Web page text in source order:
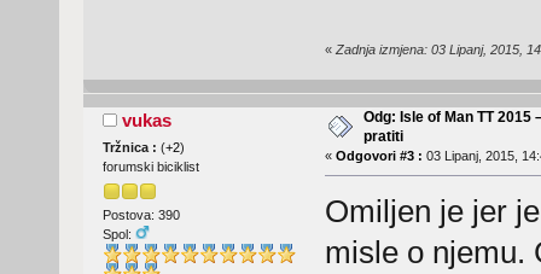
« Zadnja izmjena: 03 Lipanj, 2015,
vukas
Tržnica : (+2)
forumski biciklist
Postova: 390
Spol:
Odg: Isle of Man TT 2015
pratiti
« Odgovori #3 : 03 Lipanj, 2015,
Omiljen je jer
misle o njemu.